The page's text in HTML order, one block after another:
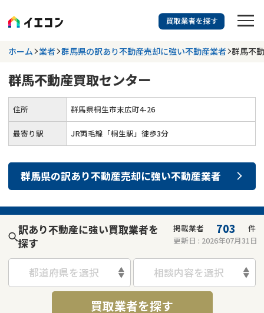
訳あり物件に強い業者を探す
都道府県を選択 相談内容を選択
掲載業者 703
件
検索する
業者を探す
相談内容で探す
空き家 事故物件
再建築不可 底地
借地 共有持分
不動産コラム
不動産売却 再建築不可物件
共有持分 底地
ホーム 業者 群馬県の訳あり不動産売却に強い不動産業者 群馬不
群馬不動産買取センター
住所 群馬県桐生市末広町4-26
最寄り駅 JR両毛線「桐生駅」徒歩3分
群馬県の訳あり不動産売却に強い不動産業者
訳あり不動産に強い買取業者を
探す
掲載業者 703
件
更新日 : 2026年07月31日
都道府県を選択 相談内容を選択
買取業者を探す